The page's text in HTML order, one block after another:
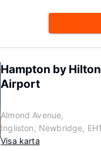
Hampton by
Airport
Almond Avenue,
Ingliston, Newbridge,
Visa karta